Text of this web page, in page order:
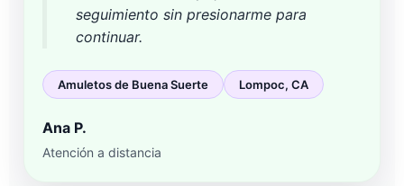
seguimiento sin presionarme para
continuar.
Amuletos de Buena Suerte Lompoc, CA
Ana P.
Atención a distancia